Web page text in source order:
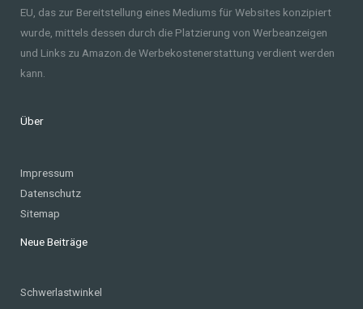
EU, das zur Bereitstellung eines Mediums für Websites konzipiert
wurde, mittels dessen durch die Platzierung von Werbeanzeigen
und Links zu Amazon.de Werbekostenerstattung verdient werden
kann.
Über
Impressum
Datenschutz
Sitemap
Neue Beiträge
Schwerlastwinkel